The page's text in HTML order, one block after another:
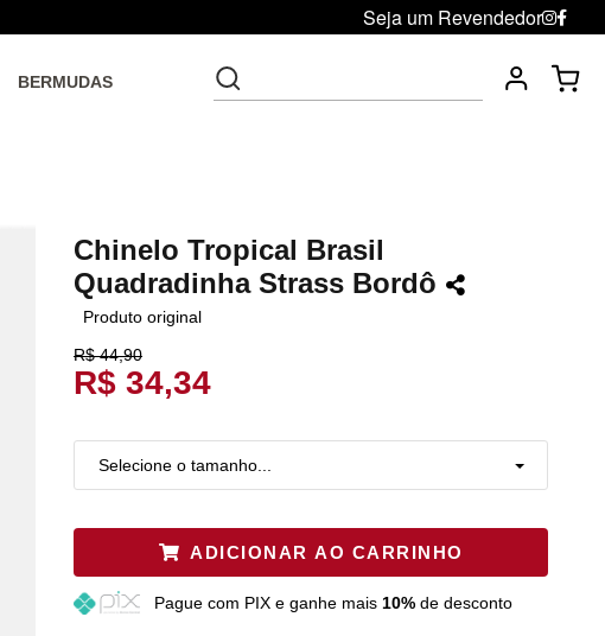
Seja um Revendedor
BERMUDAS
Chinelo Tropical Brasil
Quadradinha Strass Bordô
Produto original
R$ 44,90
R$ 34,34
Selecione o tamanho...
Restam mais de 6 itens
37 Resta 1 item
ADICIONAR AO CARRINHO
Pague com PIX e ganhe mais 10%de desconto